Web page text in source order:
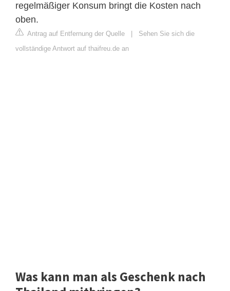
regelmäßiger Konsum bringt die Kosten nach
oben.
Antrag auf Entfernung der Quelle
Sehen Sie sich die
vollständige Antwort auf thaifreu.de an
Was kann man als Geschenk nach